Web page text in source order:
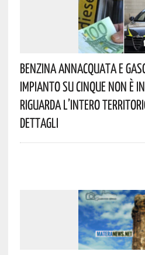
Benzina Annacquata E
Impianto Su Cinque Non È
Riguarda L’intero
Dettagli